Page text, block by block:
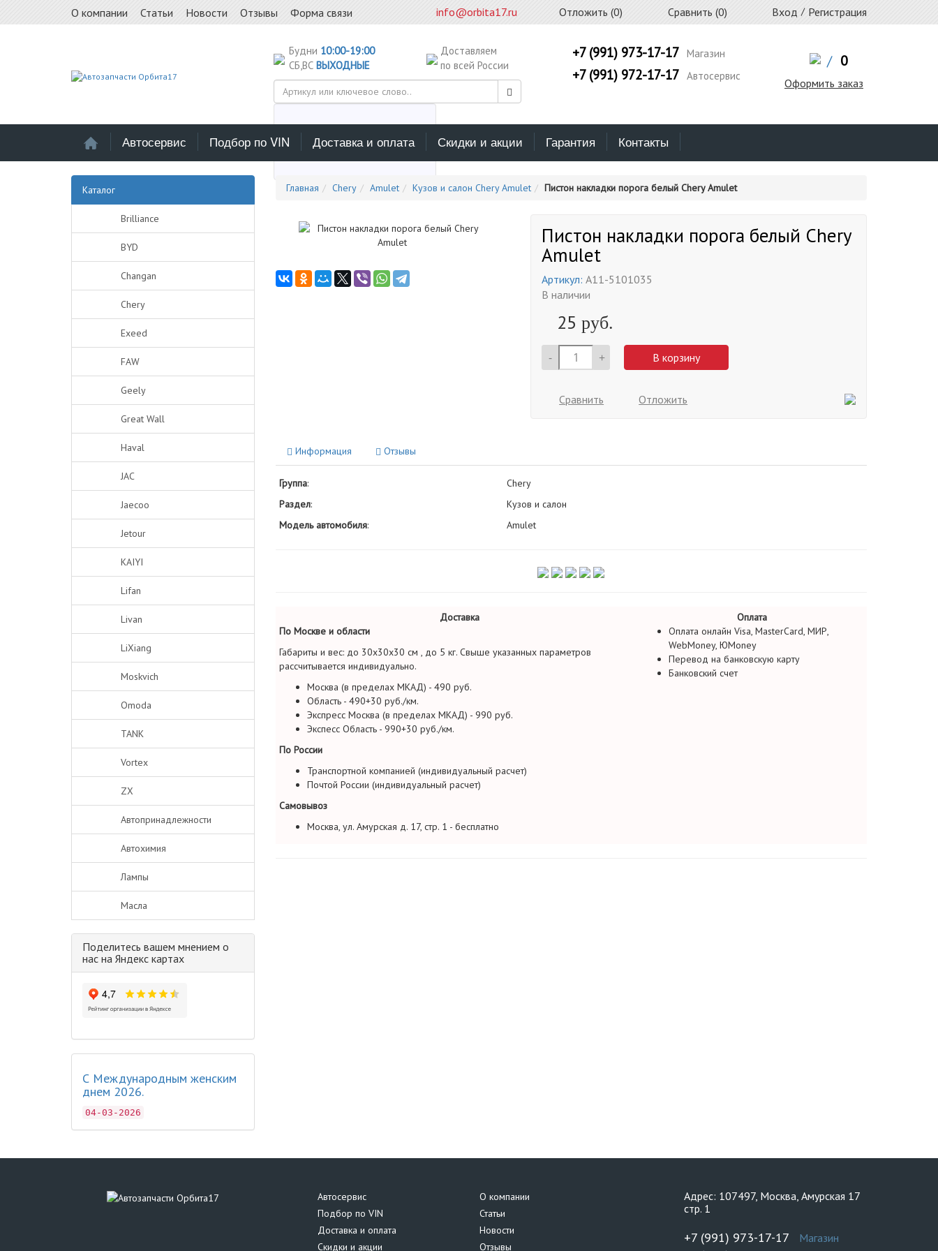
О компании Статьи Новости Отзывы Форма связи info@orbita17.ru Отложить (0) Сравнить (0) Вход / Регистрация
Будни 10:00-19:00
СБ,ВС ВЫХОДНЫЕ
Доставляем
по всей России
Выберите каталог поиска
+7 (991) 973-17-17 Магазин
+7 (991) 972-17-17 Автосервис
/ 0
Оформить заказ
Автосервис Подбор по VIN Доставка и оплата Скидки и акции Гарантия Контакты
Каталог
Brilliance
BYD
Changan
Chery
Exeed
FAW
Geely
Great Wall
Haval
JAC
Jaecoo
Jetour
KAIYI
Lifan
Livan
LiXiang
Moskvich
Omoda
TANK
Vortex
ZX
Автопринадлежности
Автохимия
Лампы
Масла
Поделитесь вашем мнением о
нас на Яндекс картах
С Международным женским
днем 2026.
04-03-2026
Главная Chery Amulet Кузов и салон Chery Amulet Пистон накладки порога белый Chery Amulet
Пистон накладки порога белый Chery
Amulet
Артикул: A11-5101035
В наличии
25 руб.
- + В корзину
Сравнить Отложить
Информация Отзывы
Группа:
Chery
Раздел:
Кузов и салон
Модель автомобиля: Amulet
Доставка
Оплата
По Москве и области
Габариты и вес: до 30х30х30 см , до 5 кг. Свыше указанных параметров
рассчитывается индивидуально.
Москва (в пределах МКАД) - 490 руб.
Область - 490+30 руб./км.
Экспресс Москва (в пределах МКАД) - 990 руб.
Экспесс Область - 990+30 руб./км.
По России
Транспортной компанией (индивидуальный расчет)
Почтой России (индивидуальный расчет)
Самовывоз
Москва, ул. Амурская д. 17, стр. 1 - бесплатно
Оплата онлайн Visa, MasterCard, МИР,
WebMoney, ЮMoney
Перевод на банковскую карту
Банковский счет
Автосервис
Подбор по VIN
Доставка и оплата
Скидки и акции
О компании
Статьи
Новости
Отзывы
Адрес: 107497, Москва, Амурская 17
стр. 1
+7 (991) 973-17-17 Магазин